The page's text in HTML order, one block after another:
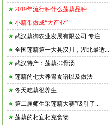
2019年流行种什么莲藕品种
小藕带做成“大产业”
武汉藕御农业发展有限公司 专注...
全国莲藕第一大县汉川，湖北最适...
武汉特产：莲藕排骨汤
莲藕的七大养胃食谱以及做法
冬天吃藕很养生
第二届师生采莲藕大赛”吸引了...
莲藕的相宜相克食物